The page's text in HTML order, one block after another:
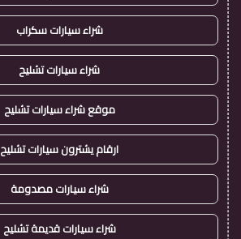
شراء سيارات سكراب
شراء سيارات تشليح
موقع شراء سيارات تشليح
ارقام يشترون سيارات تشليح
شراء سيارات مصدومة
شراء سيارات قديمة تشليح